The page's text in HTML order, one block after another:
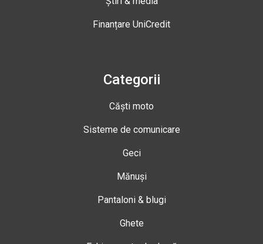
Finanțare UniCredit
Categorii
Căști moto
Sisteme de comunicare
Geci
Mănuși
Pantaloni & blugi
Ghete